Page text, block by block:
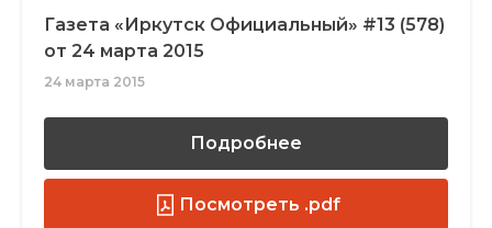
Газета «Иркутск Официальный» #13 (578)
от 24 марта 2015
24 марта 2015
Подробнее
Посмотреть .pdf